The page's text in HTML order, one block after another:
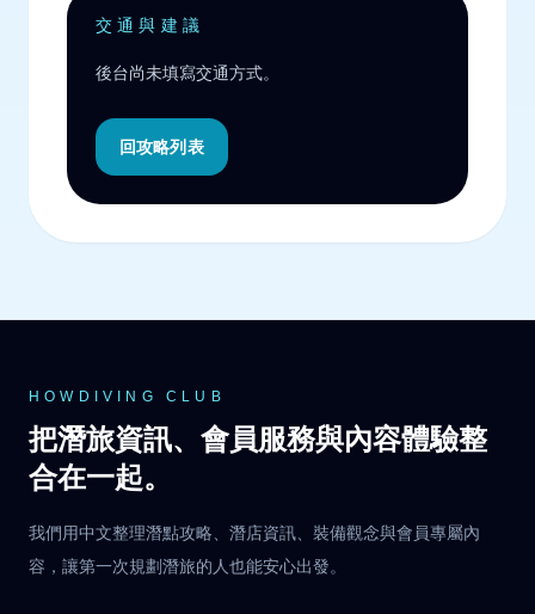
交通與建議
後台尚未填寫交通方式。
回攻略列表
HOWDIVING CLUB
把潛旅資訊、會員服務與內容體驗整
合在一起。
我們用中文整理潛點攻略、潛店資訊、裝備觀念與會員專屬內
容，讓第一次規劃潛旅的人也能安心出發。